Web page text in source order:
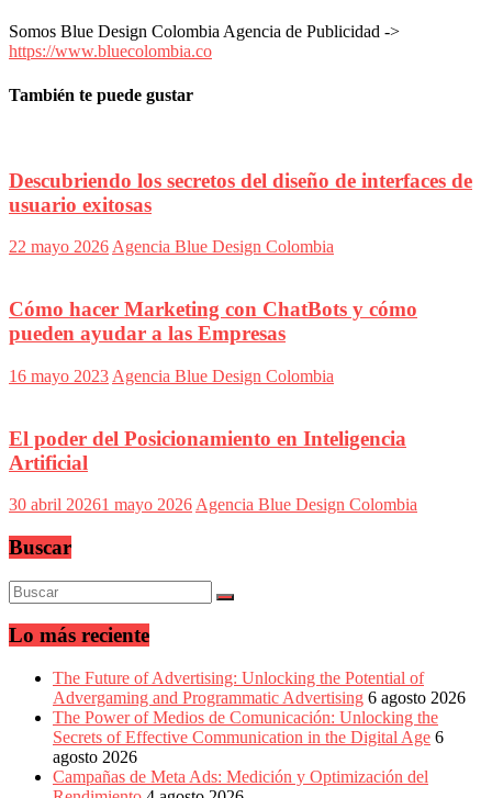
Somos Blue Design Colombia Agencia de Publicidad ->
https://www.bluecolombia.co
También te puede gustar
Descubriendo los secretos del diseño de interfaces de
usuario exitosas
22 mayo 2026 Agencia Blue Design Colombia
Cómo hacer Marketing con ChatBots y cómo
pueden ayudar a las Empresas
16 mayo 2023 Agencia Blue Design Colombia
El poder del Posicionamiento en Inteligencia
Artificial
30 abril 20261 mayo 2026 Agencia Blue Design Colombia
Buscar
Lo más reciente
The Future of Advertising: Unlocking the Potential of
Advergaming and Programmatic Advertising 6 agosto 2026
The Power of Medios de Comunicación: Unlocking the
Secrets of Effective Communication in the Digital Age 6
agosto 2026
Campañas de Meta Ads: Medición y Optimización del